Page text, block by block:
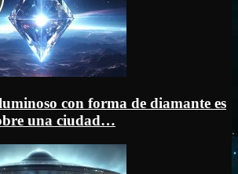
con forma de diamante es
una ciudad…